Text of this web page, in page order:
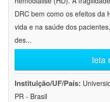
DRC bem como os efeitos da
vida e na saúde dos
des...
leia
Instituição/UF/País:
PR - Brasil